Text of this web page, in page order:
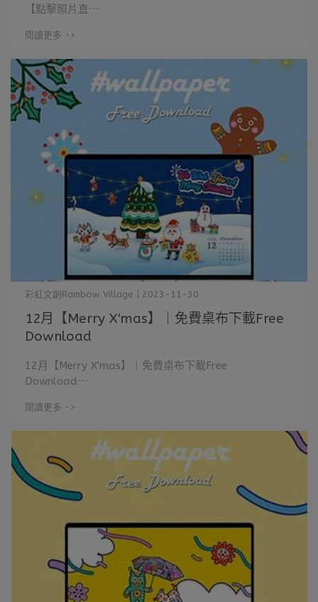
【點擊照片直⋯
閱讀更多 ->
12月【Merry X'mas】｜免費桌布下載Free
Download
彩虹文創Rainbow Village | 2023-11-30
12月【Merry X'mas】｜免費桌布下載Free
Download⋯
閱讀更多 ->